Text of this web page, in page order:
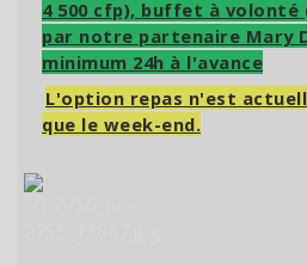
4 500 cfp), buffet à volonté
par notre partenaire Mary
minimum 24h à l'avance
L'option repas n'est
que le week-end.